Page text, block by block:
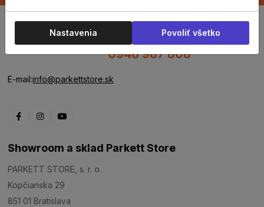
0948 987 808
E-mail:info@parkettstore.sk
Showroom a sklad Parkett Store
PARKETT STORE, s. r. o.
Kopčianska 29
851 01 Bratislava
Nastavenia Povoliť všetko